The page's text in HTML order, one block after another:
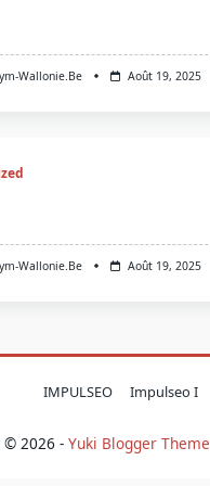
Wallonie.be Août 19, 2025
Wallonie.be Août 19, 2025
IMPULSEO Impulseo I
© 2026 - Yuki Blogger Theme